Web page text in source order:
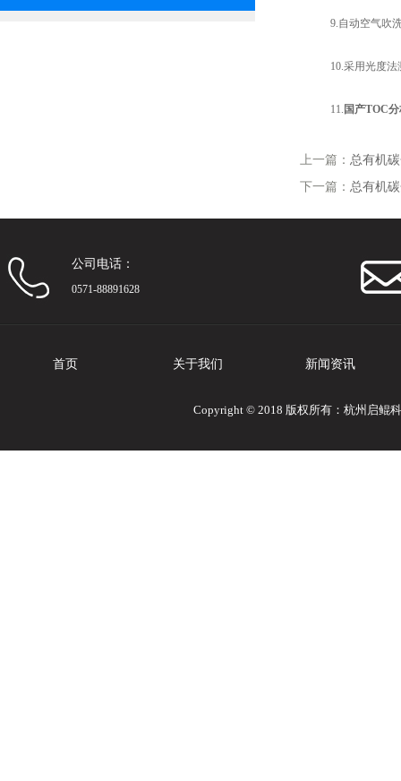
9.自动空气吹洗
10.采用光度法
11. 国产TOC
上一篇： 总有机
下一篇： 总有机
公司电话：
0571-88891628
首页 关于我们 新闻资讯
Copyright © 2018 版权所有：杭州启鲲